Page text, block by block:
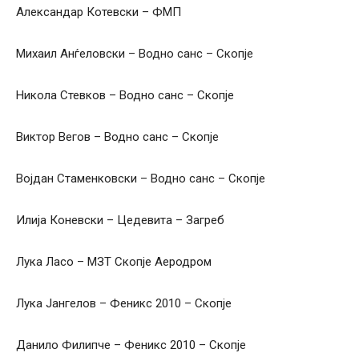
Александар Котевски – ФМП
Михаил Анѓеловски – Водно санс – Скопје
Никола Стевков – Водно санс – Скопје
Виктор Вегов – Водно санс – Скопје
Војдан Стаменковски – Водно санс – Скопје
Илија Коневски – Цедевита – Загреб
Лука Ласо – МЗТ Скопје Аеродром
Лука Јангелов – Феникс 2010 – Скопје
Данило Филипче – Феникс 2010 – Скопје